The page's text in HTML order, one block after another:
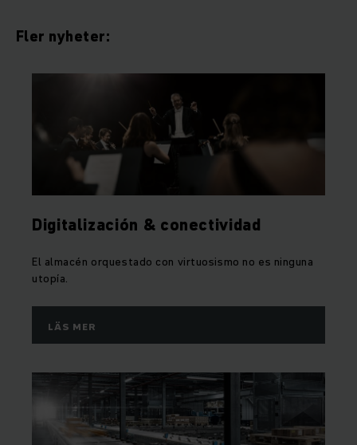
Fler nyheter:
Digitalización & conectividad
El almacén orquestado con virtuosismo no es ninguna
utopía.
LÄS MER